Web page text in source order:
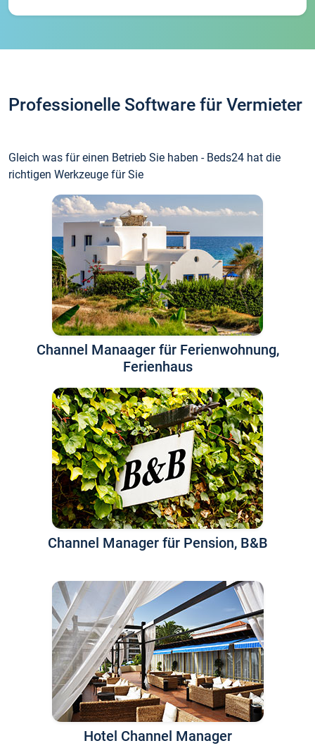
Professionelle Software für Vermieter
Gleich was für einen Betrieb Sie haben - Beds24 hat die
richtigen Werkzeuge für Sie
Channel Manaager für Ferienwohnung,
Ferienhaus
Channel Manager für Pension, B&B
Hotel Channel Manager